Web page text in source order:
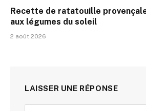
Recette de ratatouille
aux légumes du soleil
2 août 2026
LAISSER UNE RÉPONSE